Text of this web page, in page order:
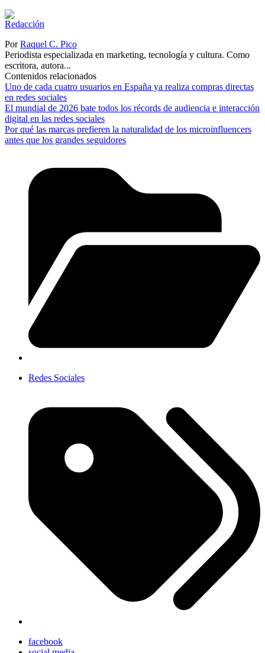
PorRaquel C. Pico
Periodista especializada en marketing, tecnología y cultura. Como
escritora, autora...
Contenidos relacionados
Uno de cada cuatro usuarios en España ya realiza compras directas
en redes sociales
El mundial de 2026 bate todos los récords de audiencia e interacción
digital en las redes sociales
Por qué las marcas prefieren la naturalidad de los microinfluencers
antes que los grandes seguidores
Redes Sociales
facebook